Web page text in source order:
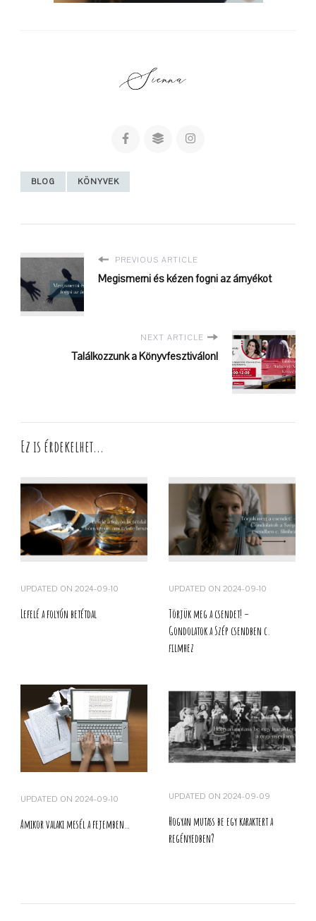
BLOG KÖNYVEK
PREVIOUS ARTICLE
Megismerni és kézen fogni az árnyékot
NEXT ARTICLE
Találkozzunk a Könyvfesztiválon!
Ez is érdekelhet...
UPDATED ON 2024-09-10
Lefelé a folyón betétdal
UPDATED ON 2024-09-10
Törjük meg a csendet! –
Gondolatok a Szép csendben c.
filmhez
UPDATED ON 2024-09-10
Amikor valaki mesél a fejemben…
UPDATED ON 2024-09-09
Hogyan mutass be egy karaktert a
regényedben?